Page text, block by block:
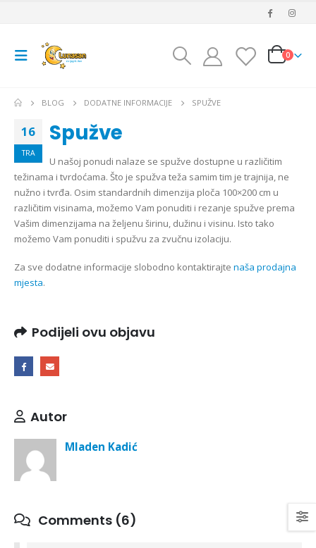
0
BLOG DODATNE INFORMACIJE SPUŽVE
16
TRA
Spužve
U našoj ponudi nalaze se spužve dostupne u različitim
težinama i tvrdoćama. Što je spužva teža samim tim je trajnija, ne
nužno i tvrđa. Osim standardnih dimenzija ploča 100×200 cm u
različitim visinama, možemo Vam ponuditi i rezanje spužve prema
Vašim dimenzijama na željenu širinu, dužinu i visinu. Isto tako
možemo Vam ponuditi i spužvu za zvučnu izolaciju.
Za sve dodatne informacije slobodno kontaktirajte naša prodajna
mjesta.
Podijeli ovu objavu
Autor
Mladen Kadić
Comments (6)